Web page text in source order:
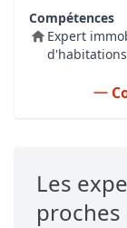
Compétences
Expert
d'habitations
Les
proches